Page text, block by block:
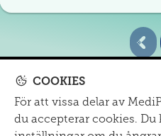
MITT
Om oss|
COOKIES
För att vissa delar av
du accepterar cookies.